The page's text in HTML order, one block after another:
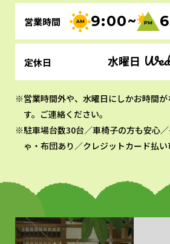
営業時間 9:00~
定休日 水曜日
営業時間外や、水曜日にしかお時間
す。ご連絡ください。
駐車場台数30台／車椅子の方も安心
ゃ・布団あり／クレジットカード払い